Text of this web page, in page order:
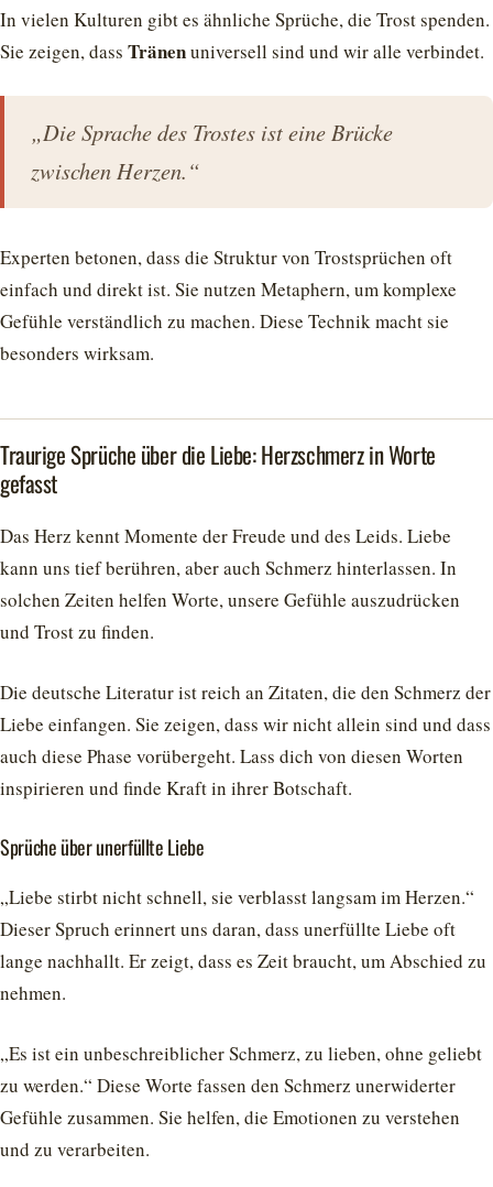
In vielen Kulturen gibt es ähnliche Sprüche, die Trost spenden.
Sie zeigen, dass Tränenuniversell sind und wir alle verbindet.
„Die Sprache des Trostes ist eine Brücke
zwischen Herzen.“
Experten betonen, dass die Struktur von Trostsprüchen oft
einfach und direkt ist. Sie nutzen Metaphern, um komplexe
Gefühle verständlich zu machen. Diese Technik macht sie
besonders wirksam.
Traurige Sprüche über die Liebe: Herzschmerz in Worte
gefasst
Das Herz kennt Momente der Freude und des Leids. Liebe
kann uns tief berühren, aber auch Schmerz hinterlassen. In
solchen Zeiten helfen Worte, unsere Gefühle auszudrücken
und Trost zu finden.
Die deutsche Literatur ist reich an Zitaten, die den Schmerz der
Liebe einfangen. Sie zeigen, dass wir nicht allein sind und dass
auch diese Phase vorübergeht. Lass dich von diesen Worten
inspirieren und finde Kraft in ihrer Botschaft.
Sprüche über unerfüllte Liebe
„Liebe stirbt nicht schnell, sie verblasst langsam im Herzen.“
Dieser Spruch erinnert uns daran, dass unerfüllte Liebe oft
lange nachhallt. Er zeigt, dass es Zeit braucht, um Abschied zu
nehmen.
„Es ist ein unbeschreiblicher Schmerz, zu lieben, ohne geliebt
zu werden.“ Diese Worte fassen den Schmerz unerwiderter
Gefühle zusammen. Sie helfen, die Emotionen zu verstehen
und zu verarbeiten.